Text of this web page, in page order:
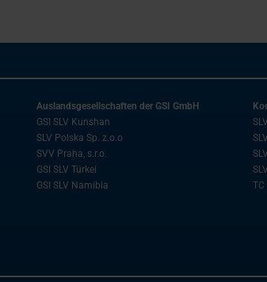
Auslandsgesellschaften der GSI GmbH
GSI SLV Kunshan
SLV Polska Sp. z.o.o
SVV Praha, s.r.o.
GSI SLV Türkei
GSI SLV Namibia
TC